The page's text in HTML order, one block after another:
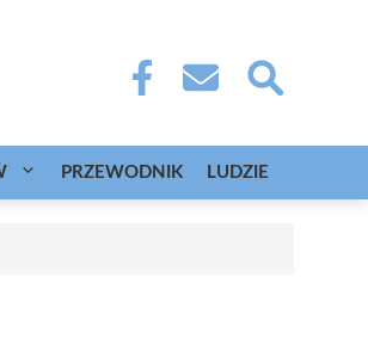
PRZEWODNIK LUDZIE